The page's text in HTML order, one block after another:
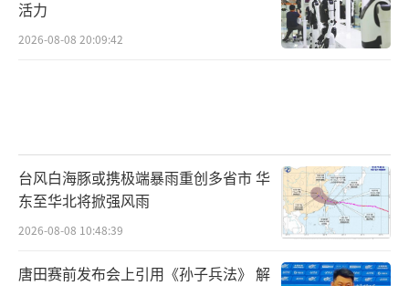
活力
2026-08-08 20:09:42
台风白海豚或携极端暴雨重创多省市 华
东至华北将掀强风雨
2026-08-08 10:48:39
唐田赛前发布会上引用《孙子兵法》 解